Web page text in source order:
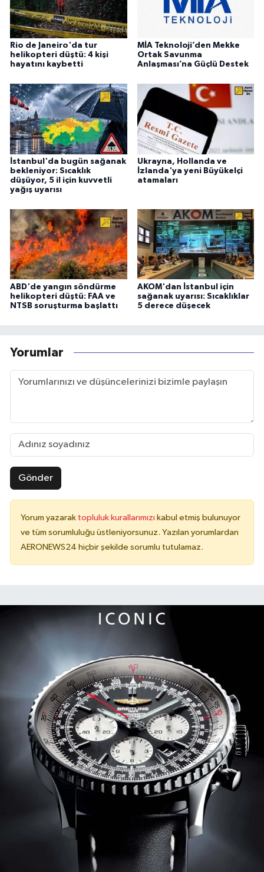
Rio de Janeiro'da tur
helikopteri düştü: 4 kişi
hayatını kaybetti
MİA Teknoloji’den Mekke
Ortak Savunma
Anlaşması’na Güçlü Destek
İstanbul'da bugün sağanak
bekleniyor: Sıcaklık
düşüyor, 5 il için kuvvetli
yağış uyarısı
Ukrayna, Hollanda ve
İzlanda'ya yeni Büyükelçi
atamaları
ABD'de yangın söndürme
helikopteri düştü: FAA ve
NTSB soruşturma başlattı
AKOM'dan İstanbul için
sağanak uyarısı: Sıcaklıklar
5 derece düşecek
Yorumlar
Gönder
Yorum yazarak topluluk kurallarımızı kabul etmiş bulunuyor
ve tüm sorumluluğu üstleniyorsunuz. Yazılan yorumlardan
AERONEWS24 hiçbir şekilde sorumlu tutulamaz.